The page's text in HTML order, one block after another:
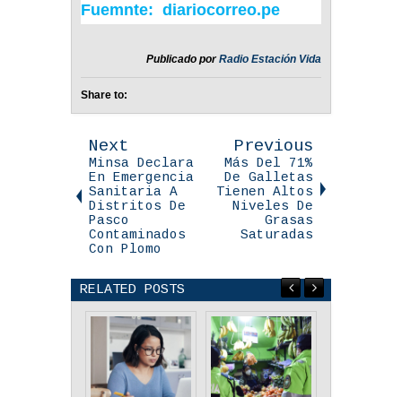
Fuemnte: diariocorreo.pe
Publicado porRadio Estación Vida
Share to:
Next
Minsa Declara
En Emergencia
Sanitaria A
Distritos De
Pasco
Contaminados
Con Plomo
Previous
Más Del 71%
De Galletas
Tienen Altos
Niveles De
Grasas
Saturadas
RELATED POSTS